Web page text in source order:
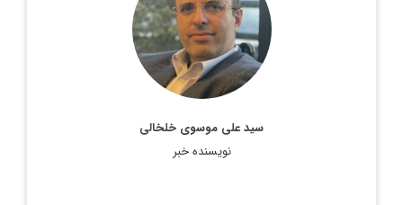
سید علی موسوی خلخالی
نویسنده خبر
اطلاعات بیشتر